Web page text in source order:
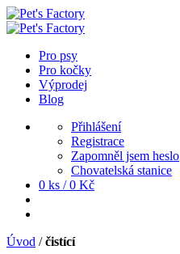
Pro psy
Pro kočky
Výprodej
Blog
Přihlášení
Registrace
Zapomněl jsem heslo
Chovatelská stanice
0 ks / 0 Kč
Úvod /čistící